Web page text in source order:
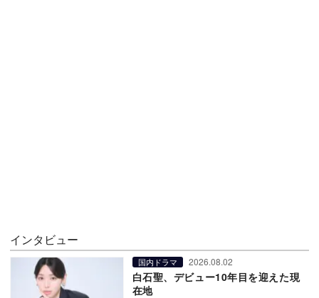
インタビュー
国内ドラマ 2026.08.02
白石聖、デビュー10年目を迎えた現
在地